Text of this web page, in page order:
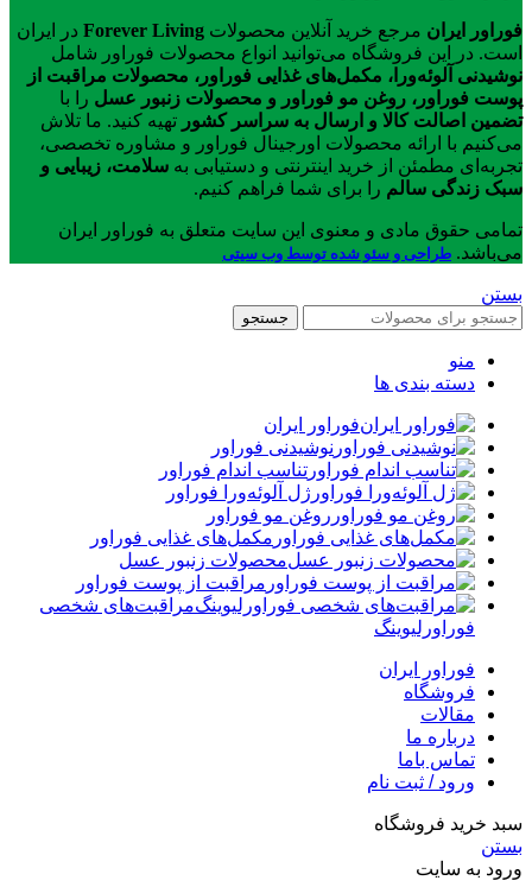
فوراور ایران مرجع خرید آنلاین محصولات Forever Living در ایران
است. در این فروشگاه می‌توانید انواع محصولات فوراور شامل
نوشیدنی آلوئه‌ورا، مکمل‌های غذایی فوراور، محصولات مراقبت از
پوست فوراور، روغن مو فوراور و محصولات زنبور عسل را با
تضمین اصالت کالا و ارسال به سراسر کشور تهیه کنید. ما تلاش
می‌کنیم با ارائه محصولات اورجینال فوراور و مشاوره تخصصی،
تجربه‌ای مطمئن از خرید اینترنتی و دستیابی به سلامت، زیبایی و
سبک زندگی سالم را برای شما فراهم کنیم.
تمامی حقوق مادی و معنوی این سایت متعلق به فوراور ایران
می‌باشد. طراحی و سئو شده توسط وب سیتی
بستن
جستجو
منو
دسته بندی ها
فوراور ایران
نوشیدنی فوراور
تناسب اندام فوراور
ژل آلوئه‌ورا فوراور
روغن مو فوراور
مکمل‌های غذایی فوراور
محصولات زنبور عسل
مراقبت از پوست فوراور
مراقبت‌های شخصی
فوراورلیوینگ
فوراور ایران
فروشگاه
مقالات
درباره ما
تماس باما
ورود / ثبت نام
سبد خرید فروشگاه
بستن
ورود به سایت